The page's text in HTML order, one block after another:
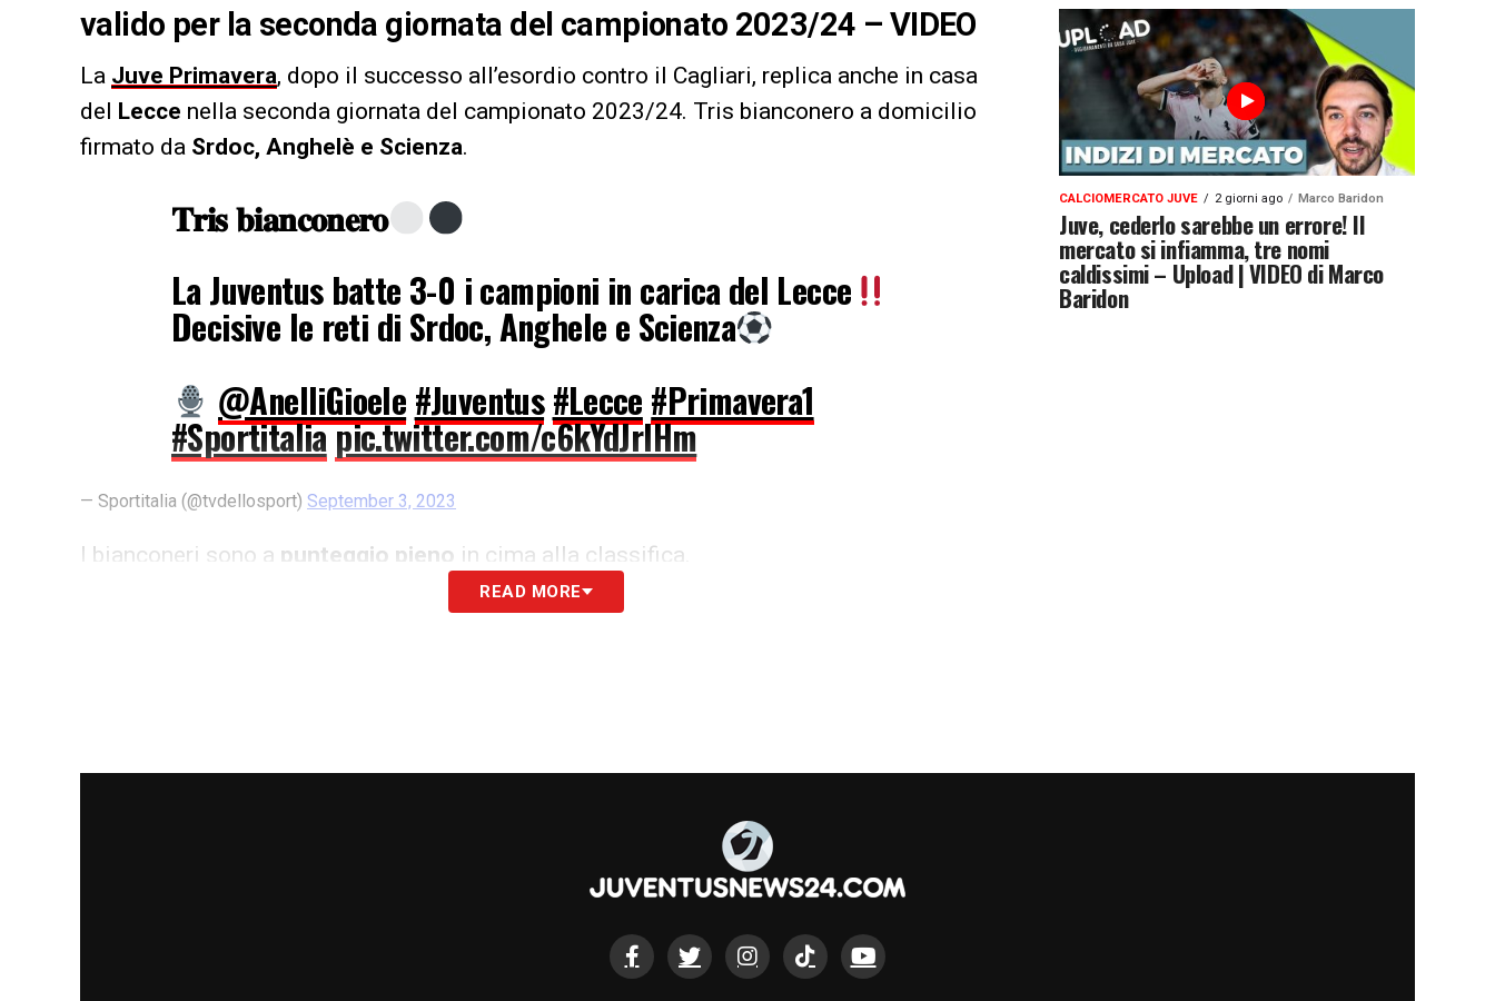
valido per la seconda giornata del campionato 2023/24 – VIDEO
La Juve Primavera, dopo il successo all’esordio contro il Cagliari, replica anche in casa
del Lecce nella seconda giornata del campionato 2023/24. Tris bianconero a domicilio
firmato da Srdoc, Anghelè e Scienza.
𝐓𝐫𝐢𝐬 𝐛𝐢𝐚𝐧𝐜𝐨𝐧𝐞𝐫𝐨
La Juventus batte 3-0 i campioni in carica del Lecce
Decisive le reti di Srdoc, Anghele e Scienza
@AnelliGioele #Juventus#Lecce #Primavera1
#Sportitaliapic.twitter.com/c6kYdJrlHm
— Sportitalia (@tvdellosport) September 3, 2023
I bianconeri sono a punteggio pieno in cima alla classifica.
READ MORE
CALCIOMERCATO JUVE 2 giorni ago Marco Baridon
Juve, cederlo sarebbe un errore! Il
mercato si infiamma, tre nomi
caldissimi – Upload | VIDEO di Marco
Baridon